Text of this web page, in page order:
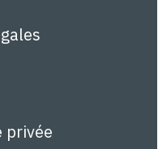
privée